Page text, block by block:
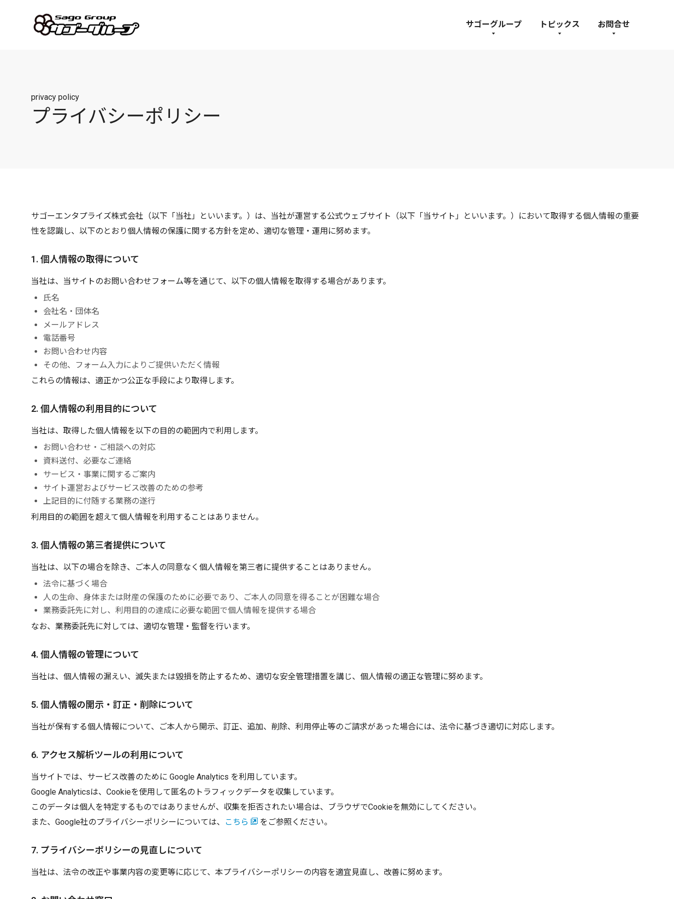
サゴーグループ トピックス お問合せ
privacy policy
プライバシーポリシー
サゴーエンタプライズ株式会社（以下「当社」といいます。）は、当社が運営する公式ウェブサイト（以下「当サイト」といいます。）において取得する個人情報の重要
性を認識し、以下のとおり個人情報の保護に関する方針を定め、適切な管理・運用に努めます。
1. 個人情報の取得について
当社は、当サイトのお問い合わせフォーム等を通じて、以下の個人情報を取得する場合があります。
氏名
会社名・団体名
メールアドレス
電話番号
お問い合わせ内容
その他、フォーム入力によりご提供いただく情報
これらの情報は、適正かつ公正な手段により取得します。
2. 個人情報の利用目的について
当社は、取得した個人情報を以下の目的の範囲内で利用します。
お問い合わせ・ご相談への対応
資料送付、必要なご連絡
サービス・事業に関するご案内
サイト運営およびサービス改善のための参考
上記目的に付随する業務の遂行
利用目的の範囲を超えて個人情報を利用することはありません。
3. 個人情報の第三者提供について
当社は、以下の場合を除き、ご本人の同意なく個人情報を第三者に提供することはありません。
法令に基づく場合
人の生命、身体または財産の保護のために必要であり、ご本人の同意を得ることが困難な場合
業務委託先に対し、利用目的の達成に必要な範囲で個人情報を提供する場合
なお、業務委託先に対しては、適切な管理・監督を行います。
4. 個人情報の管理について
当社は、個人情報の漏えい、滅失または毀損を防止するため、適切な安全管理措置を講じ、個人情報の適正な管理に努めます。
5. 個人情報の開示・訂正・削除について
当社が保有する個人情報について、ご本人から開示、訂正、追加、削除、利用停止等のご請求があった場合には、法令に基づき適切に対応します。
6. アクセス解析ツールの利用について
当サイトでは、サービス改善のために Google Analytics を利用しています。
Google Analyticsは、Cookieを使用して匿名のトラフィックデータを収集しています。
このデータは個人を特定するものではありませんが、収集を拒否されたい場合は、ブラウザでCookieを無効にしてください。
また、Google社のプライバシーポリシーについては、
こちら をご参照ください。
7. プライバシーポリシーの見直しについて
当社は、法令の改正や事業内容の変更等に応じて、本プライバシーポリシーの内容を適宜見直し、改善に努めます。